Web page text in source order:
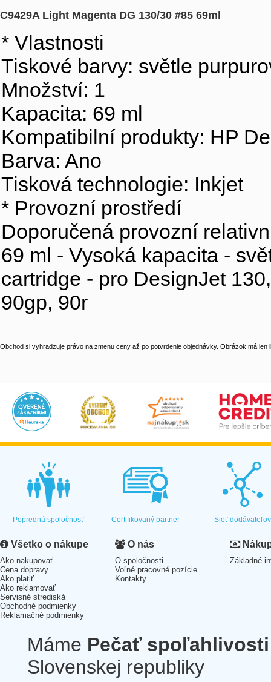
C9429A Light Magenta DG 130/30 #85 69ml
* Vlastnosti
Tiskové barvy: světle
Množství: 1
Kapacita: 69 ml
Kompatibilní produkty: HP
Barva: Ano
Tisková technologie: Inkjet
* Provozní prostředí
Doporučená provozní
69 ml - Vysoká kapacita -
cartridge - pro DesignJet
90gp, 90r
Obchod si vyhradzuje právo na zmenu ceny až po potvrdenie objednávky. Obrázok má len
Popredná spoločnosť Certifikovaný partner Sieť dodávateľov
Všetko o nákupe
Ako nakupovať
Cena dopravy
Ako platiť
Ako reklamovať
Servisné strediská
Obchodné podmienky
Reklamačné podmienky
O nás
O spoločnosti
Voľné pracovné pozície
Kontakty
Základné
Máme Pečať spoľahlivosti
Slovenskej republiky